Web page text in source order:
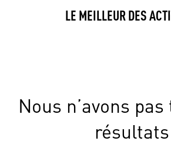
LE MEILLEUR DES
Nous n’avons
résultats